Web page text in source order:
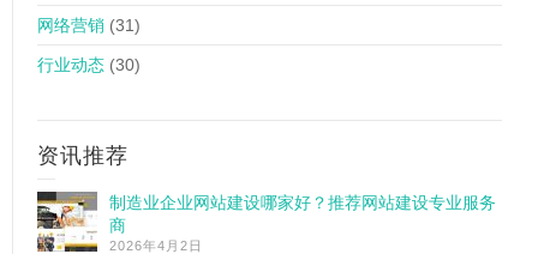
网络营销 (31)
行业动态 (30)
资讯推荐
制造业企业网站建设哪家好？推荐网站建设专业服务
商
2026年4月2日